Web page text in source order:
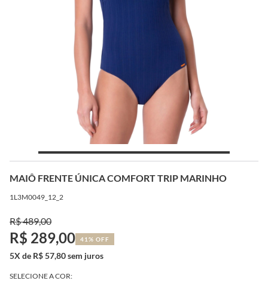
MAIÔ FRENTE ÚNICA COMFORT TRIP MARINHO
1L3M0049_12_2
R$ 489,00
R$ 289,00 41% OFF
5X de R$ 57,80 sem juros
SELECIONE A COR: